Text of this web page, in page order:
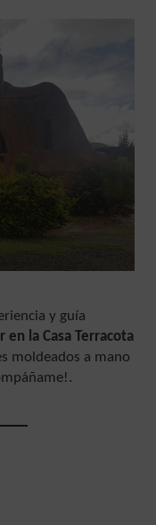
y guía
la Casa Terracota
moldeados a mano